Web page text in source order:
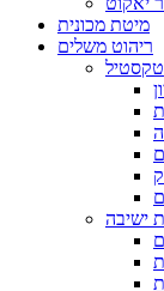
מיטת מכונית
ריהוט משלים
טקסטיל
ישיבה